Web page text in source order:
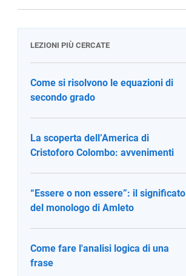
LEZIONI PIÙ CERCATE
Come si risolvono le equazioni di
secondo grado
La scoperta dell’America di
Cristoforo Colombo: avvenimenti
“Essere o non essere”: il significato
del monologo di Amleto
Come fare l'analisi logica di una
frase